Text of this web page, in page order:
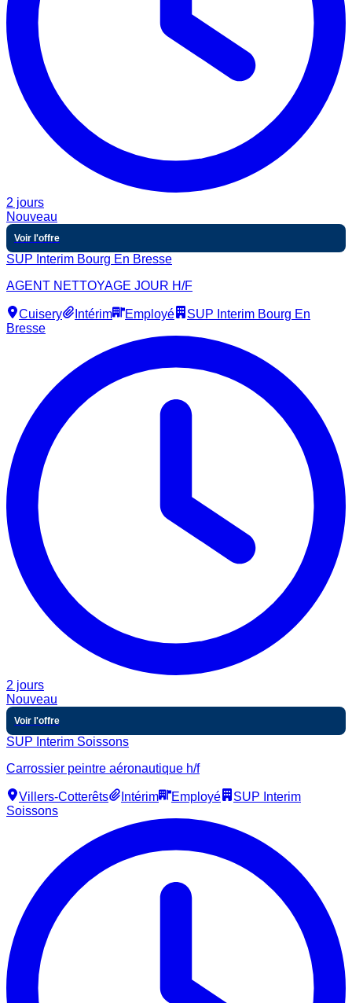
2 jours
Nouveau
Voir l'offre
SUP Interim Bourg En Bresse
AGENT NETTOYAGE JOUR H/F
Cuisery Intérim Employé
SUP Interim Bourg En
Bresse
2 jours
Nouveau
Voir l'offre
SUP Interim Soissons
Carrossier peintre aéronautique h/f
Villers-Cotterêts Intérim Employé
SUP Interim
Soissons